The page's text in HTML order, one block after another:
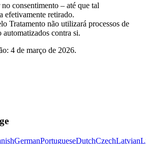
no consentimento – até que tal
efetivamente retirado.
Tratamento não utilizará processos de
automatizados contra si.
4 de março de 2026.
GermanPortugueseDutchCzechLatvian